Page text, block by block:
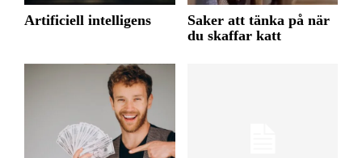
Artificiell intelligens
Saker att tänka på när
du skaffar katt